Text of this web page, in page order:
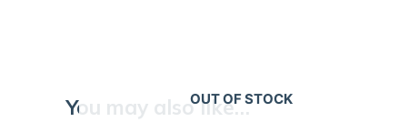
You may also like…
OUT OF STOCK